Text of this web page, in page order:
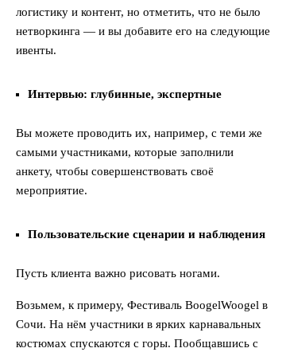
логистику и контент, но отметить, что не было
нетворкинга — и вы добавите его на следующие
ивенты.
Интервью: глубинные, экспертные
Вы можете проводить их, например, с теми же
самыми участниками, которые заполнили
анкету, чтобы совершенствовать своё
мероприятие.
Пользовательские сценарии и наблюдения
Пусть клиента важно рисовать ногами.
Возьмем, к примеру, Фестиваль BoogelWoogel в
Сочи. На нём участники в ярких карнавальных
костюмах спускаются с горы. Пообщавшись с